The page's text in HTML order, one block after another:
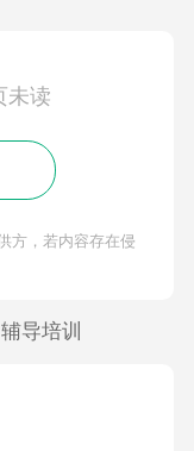
未读
方，若内容存在侵
辅导培训